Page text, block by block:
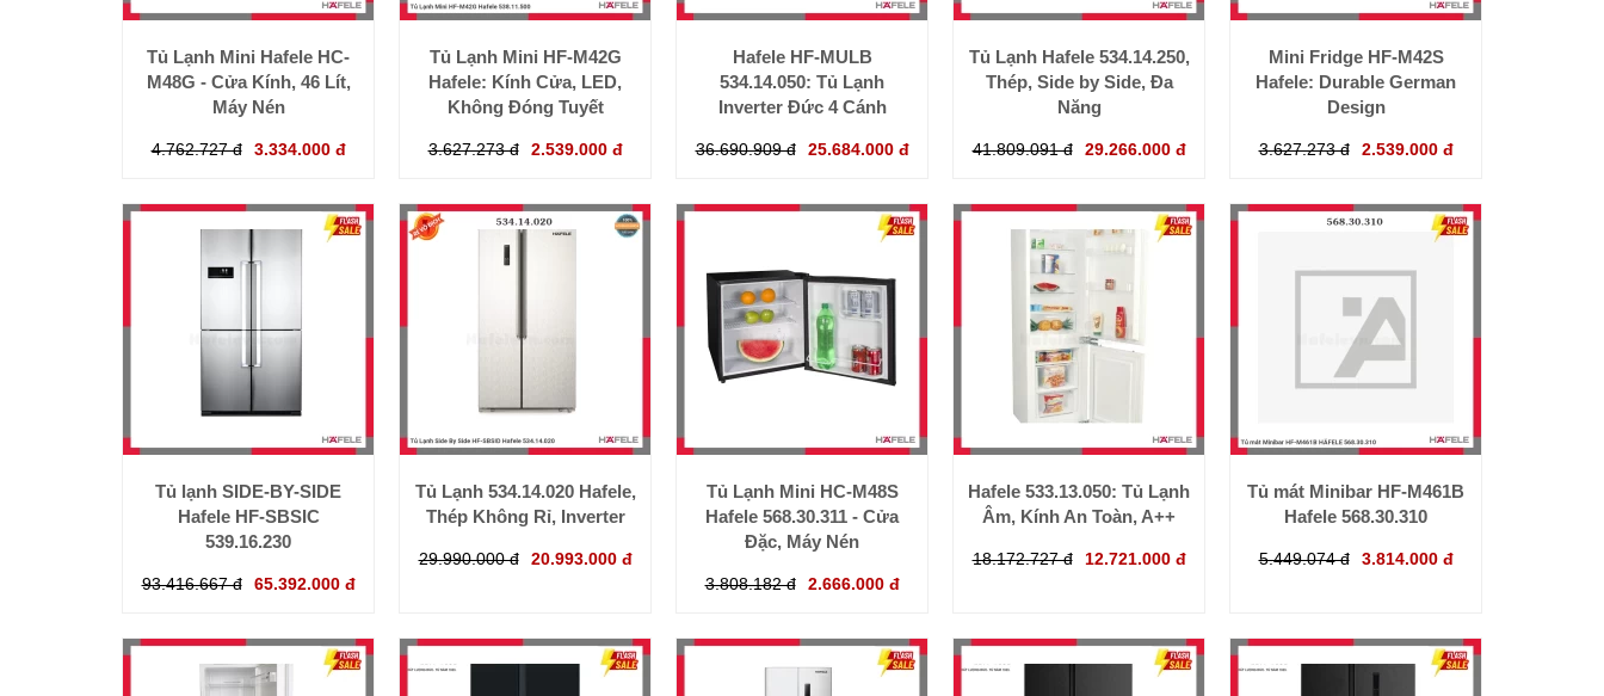
Tủ Lạnh Mini Hafele HC-
M48G - Cửa Kính, 46 Lít,
Máy Nén
4.762.727 đ 3.334.000 đ
Tủ Lạnh Mini HF-M42G
Hafele: Kính Cửa, LED,
Không Đóng Tuyết
3.627.273 đ 2.539.000 đ
Hafele HF-MULB
534.14.050: Tủ Lạnh
Inverter Đức 4 Cánh
36.690.909 đ 25.684.000 đ
Tủ Lạnh Hafele 534.14.250,
Thép, Side by Side, Đa
Năng
41.809.091 đ 29.266.000 đ
Mini Fridge HF-M42S
Hafele: Durable German
Design
3.627.273 đ 2.539.000 đ
Tủ lạnh SIDE-BY-SIDE
Hafele HF-SBSIC
539.16.230
93.416.667 đ 65.392.000 đ
Tủ Lạnh 534.14.020 Hafele,
Thép Không Rỉ, Inverter
29.990.000 đ 20.993.000 đ
Tủ Lạnh Mini HC-M48S
Hafele 568.30.311 - Cửa
Đặc, Máy Nén
3.808.182 đ 2.666.000 đ
Hafele 533.13.050: Tủ Lạnh
Âm, Kính An Toàn, A++
18.172.727 đ 12.721.000 đ
Tủ mát Minibar HF-M461B
Hafele 568.30.310
5.449.074 đ 3.814.000 đ